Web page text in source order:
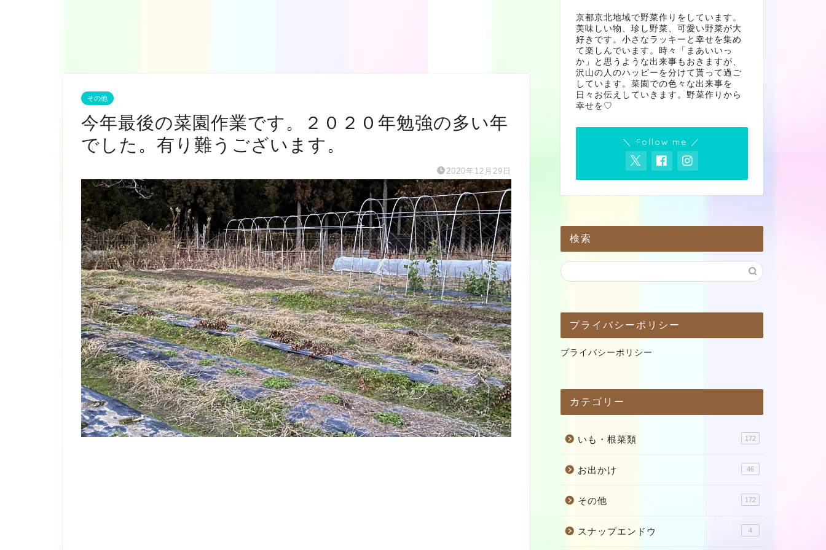
その他
今年最後の菜園作業です。２０２０年勉強の多い年
でした。有り難うございます。
2020年12月29日
京都京北地域で野菜作りをしています。
美味しい物、珍し野菜、可愛い野菜が大
好きです。小さなラッキーと幸せを集め
て楽しんでいます。時々「まあいいっ
か」と思うような出来事もおきますが、
沢山の人のハッピーを分けて貰って過ご
しています。菜園での色々な出来事を
日々お伝えしていきます。野菜作りから
幸せを♡
＼ Follow me ／
検索
プライバシーポリシー
プライバシーポリシー
カテゴリー
いも・根菜類 172
お出かけ 46
その他 172
スナップエンドウ 4